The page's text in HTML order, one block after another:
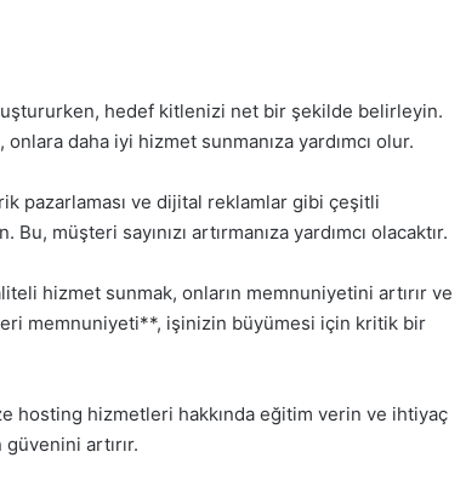
hedef kitlenizi net bir şekilde belirleyin.
daha iyi hizmet sunmanıza yardımcı olur.
pazarlaması ve dijital reklamlar gibi çeşitli
müşteri sayınızı artırmanıza yardımcı olacaktır.
hizmet sunmak, onların memnuniyetini artırır ve
memnuniyeti**, işinizin büyümesi için kritik bir
hosting hizmetleri hakkında eğitim verin ve ihtiyaç
artırır.